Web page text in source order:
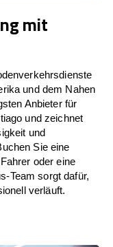
mit
und dem Nahen
Anbieter für
und zeichnet
und
Sie eine
oder eine
Team sorgt dafür,
verläuft.